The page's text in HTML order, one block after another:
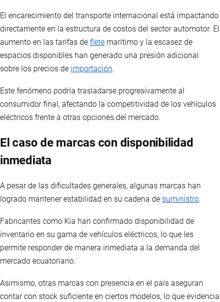
El encarecimiento del transporte internacional está impactando
directamente en la estructura de costos del sector automotor. El
aumento en las tarifas de flete marítimo y la escasez de
espacios disponibles han generado una presión adicional
sobre los precios de importación.
Este fenómeno podría trasladarse progresivamente al
consumidor final, afectando la competitividad de los vehículos
eléctricos frente a otras opciones del mercado.
El caso de marcas con disponibilidad
inmediata
A pesar de las dificultades generales, algunas marcas han
logrado mantener estabilidad en su cadena de suministro.
Fabricantes como Kia han confirmado disponibilidad de
inventario en su gama de vehículos eléctricos, lo que les
permite responder de manera inmediata a la demanda del
mercado ecuatoriano.
Asimismo, otras marcas con presencia en el país aseguran
contar con stock suficiente en ciertos modelos, lo que evidencia